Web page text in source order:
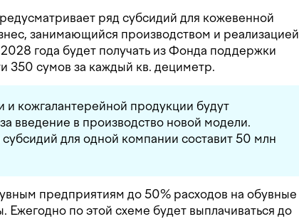
ряд субсидий для кожевенной
занимающийся производством и реализацией
года будет получать из Фонда поддержки
350 сумов за каждый кв. дециметр.
и кожгалантерейной продукции будут
введение в производство новой модели.
для одной компании составит 50 млн
предприятиям до 50% расходов на обувные
по этой схеме будет выплачиваться до